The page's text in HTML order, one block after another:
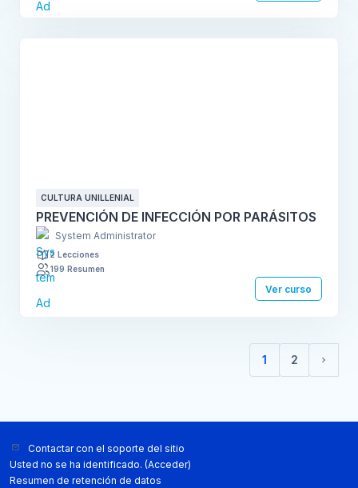
CULTURA UNILLENIAL
PREVENCIÓN DE INFECCIÓN POR PARÁSITOS
System Administrator
2 Lecciones
199 Resumen
Ver curso
1
(current)
2
Contactar con el soporte del sitio
Usted no se ha identificado. (Acceder)
Resumen de retención de datos